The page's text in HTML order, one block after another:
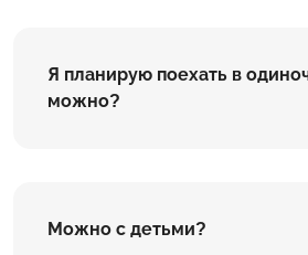
Я планирую поехать в
можно?
Можно с детьми?